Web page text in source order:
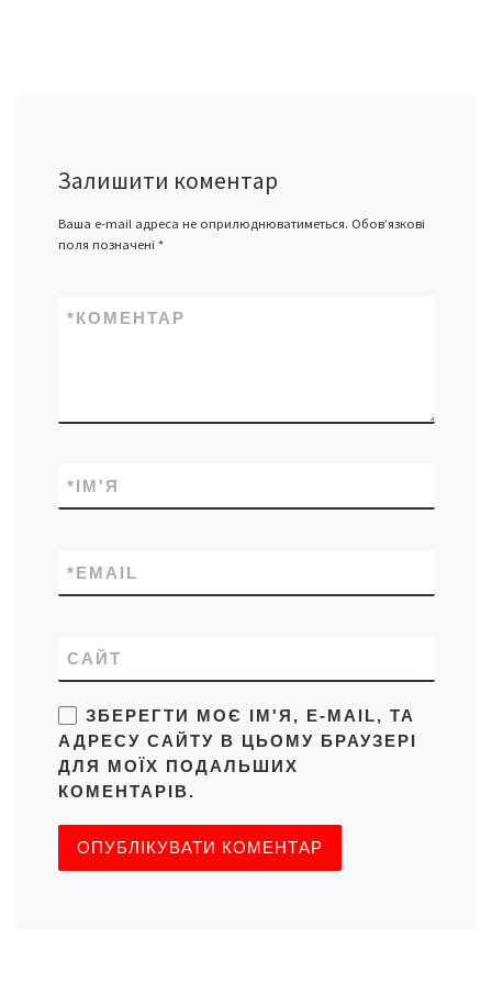
Залишити коментар
Ваша e-mail адреса не оприлюднюватиметься. Обов’язкові
поля позначені *
КОМЕНТАР
*
ІМ'Я
*
EMAIL
*
САЙТ
ЗБЕРЕГТИ МОЄ ІМ'Я, E-MAIL, ТА
АДРЕСУ САЙТУ В ЦЬОМУ БРАУЗЕРІ
ДЛЯ МОЇХ ПОДАЛЬШИХ
КОМЕНТАРІВ.